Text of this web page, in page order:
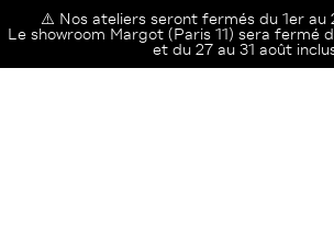
⚠️ Nos ateliers seront fermés du 1er au
Le showroom Margot (Paris 11) sera fermé
et du 27 au 31 août